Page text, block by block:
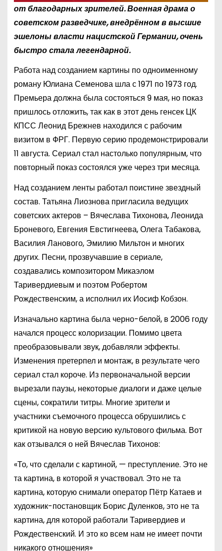
от благодарных зрителей. Военная драма о
советском разведчике, внедрённом в высшие
эшелоны власти нацистской Германии, очень
быстро стала легендарной.
Работа над созданием картины по одноименному
роману Юлиана Семенова шла с 1971 по 1973 год.
Премьера должна была состояться 9 мая, но показ
пришлось отложить, так как в этот день генсек ЦК
КПСС Леонид Брежнев находился с рабочим
визитом в ФРГ. Первую серию продемонстрировали
11 августа. Сериал стал настолько популярным, что
повторный показ состоялся уже через три месяца.
Над созданием ленты работал поистине звездный
состав. Татьяна Лиознова пригласила ведущих
советских актеров – Вячеслава Тихонова, Леонида
Броневого, Евгения Евстигнеева, Олега Табакова,
Василия Ланового, Эмилию Мильтон и многих
других. Песни, прозвучавшие в сериале,
создавались композитором Микаэлом
Таривердиевым и поэтом Робертом
Рождественским, а исполнил их Иосиф Кобзон.
Изначально картина была черно-белой, в 2006 году
начался процесс колоризации. Помимо цвета
преобразовывали звук, добавляли эффекты.
Изменения претерпел и монтаж, в результате чего
сериал стал короче. Из первоначальной версии
вырезали паузы, некоторые диалоги и даже целые
сцены, сократили титры. Многие зрители и
участники съемочного процесса обрушились с
критикой на новую версию культового фильма. Вот
как отзывался о ней Вячеслав Тихонов:
«То, что сделали с картиной, — преступление. Это не
та картина, в которой я участвовал. Это не та
картина, которую снимали оператор Пётр Катаев и
художник-постановщик Борис Дуленков, это не та
картина, для которой работали Таривердиев и
Рождественский. И это ко всем нам не имеет почти
никакого отношения»